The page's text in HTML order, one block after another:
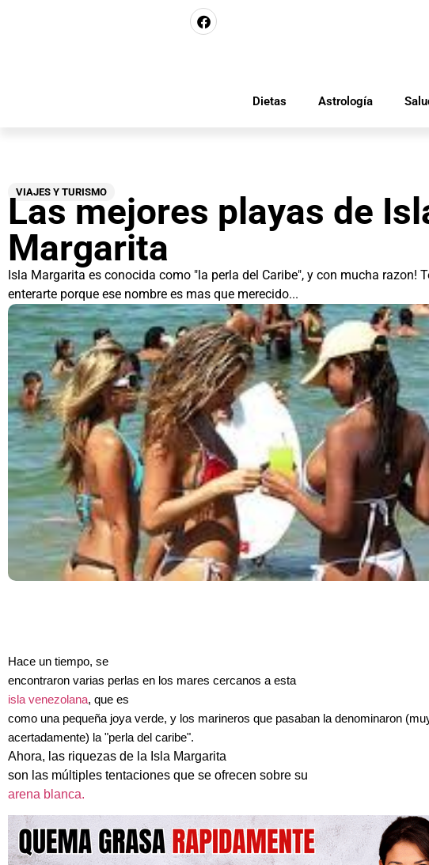
Dietas Astrología
VIAJES Y TURISMO
Las mejores playas de
Margarita
Isla Margarita es conocida como "la perla del Caribe", y con mucha razon!
enterarte porque ese nombre es mas que merecido...
Hace un tiempo, se
encontraron varias perlas en los mares cercanos a esta
isla venezolana, que es
como una pequeña joya verde, y los marineros que pasaban la denominaron
acertadamente) la "perla del caribe".
Ahora, las riquezas de la Isla Margarita
son las múltiples tentaciones que se ofrecen sobre su
arena blanca.